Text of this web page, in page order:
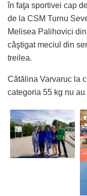
în faţa sportivei cap
de la CSM Turnu
Melisea Palihovici
câştigat meciul din
treilea.
Cătălina Varvaruc la
categoria 55 kg nu